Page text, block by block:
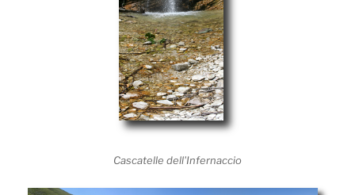
Cascatelle dell'Infernaccio